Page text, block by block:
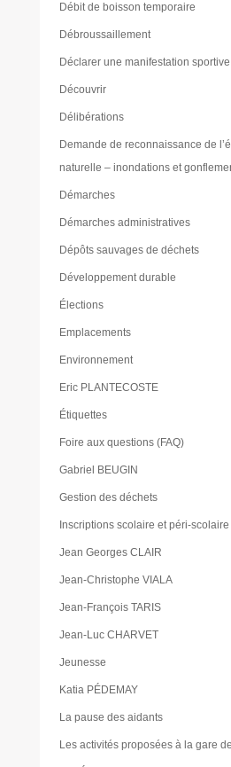
Débit de boisson temporaire
Débroussaillement
Déclarer une manifestation sportive
Découvrir
Délibérations
Demande de reconnaissance de
naturelle – inondations et
Démarches
Démarches administratives
Dépôts sauvages de déchets
Développement durable
Élections
Emplacements
Environnement
Eric PLANTECOSTE
Étiquettes
Foire aux questions (FAQ)
Gabriel BEUGIN
Gestion des déchets
Inscriptions scolaire et péri-scolaire
Jean Georges CLAIR
Jean-Christophe VIALA
Jean-François TARIS
Jean-Luc CHARVET
Jeunesse
Katia PÉDEMAY
La pause des aidants
Les activités proposées à la gare